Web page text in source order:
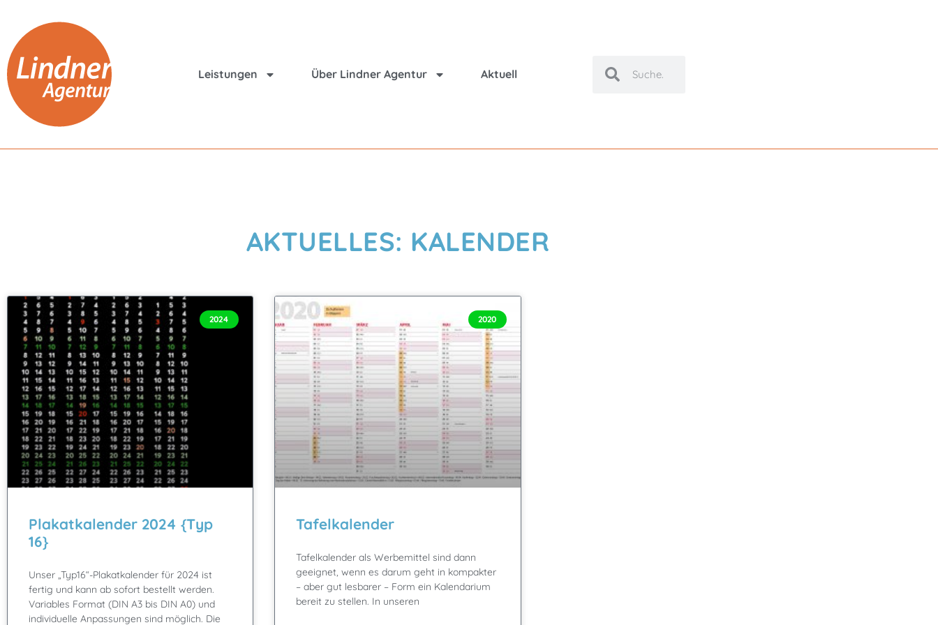
Leistungen Über Lindner Agentur Aktuell
AKTUELLES: KALENDER
2024
Plakatkalender 2024 {Typ
16}
Unser „Typ16“-Plakatkalender für 2024 ist
fertig und kann ab sofort bestellt werden.
Variables Format (DIN A3 bis DIN A0) und
individuelle Anpassungen sind möglich. Die
2020
Tafelkalender
Tafelkalender als Werbemittel sind dann
geeignet, wenn es darum geht in kompakter
– aber gut lesbarer – Form ein Kalendarium
bereit zu stellen. In unseren